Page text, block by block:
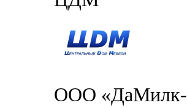
ООО «ДаМилк-